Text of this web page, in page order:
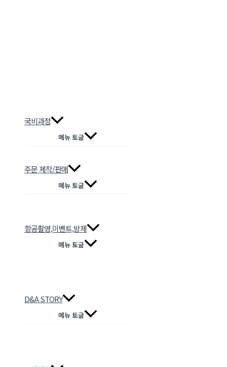
국비과정
메뉴 토글
주문 제작/판매
메뉴 토글
항공촬영,이벤트,방제
메뉴 토글
D&A STORY
메뉴 토글